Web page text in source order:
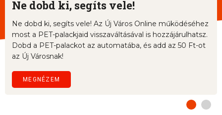
Ne dobd ki, segíts vele!
Ne dobd ki, segíts vele! Az Új Város Online működéséhez
most a PET-palackjaid visszaváltásával is hozzájárulhatsz.
Dobd a PET-palackot az automatába, és add az 50 Ft-ot
az Új Városnak!
MEGNÉZEM